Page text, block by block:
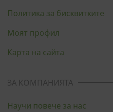
Политика за бисквитките
Моят профил
Карта на сайта
ЗА КОМПАНИЯТА
Научи повече за нас